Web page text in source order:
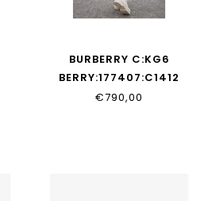
BURBERRY C:KG6
BERRY:177407:C1412
€790,00